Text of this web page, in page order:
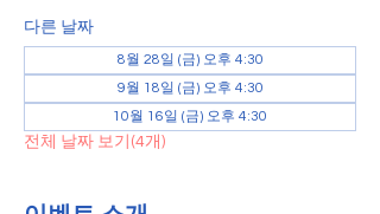
다른 날짜
8월 28일 (금) 오후 4:30
9월 18일 (금) 오후 4:30
10월 16일 (금) 오후 4:30
전체 날짜 보기(4개)